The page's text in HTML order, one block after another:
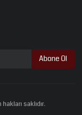
Abone Ol
saklıdır.